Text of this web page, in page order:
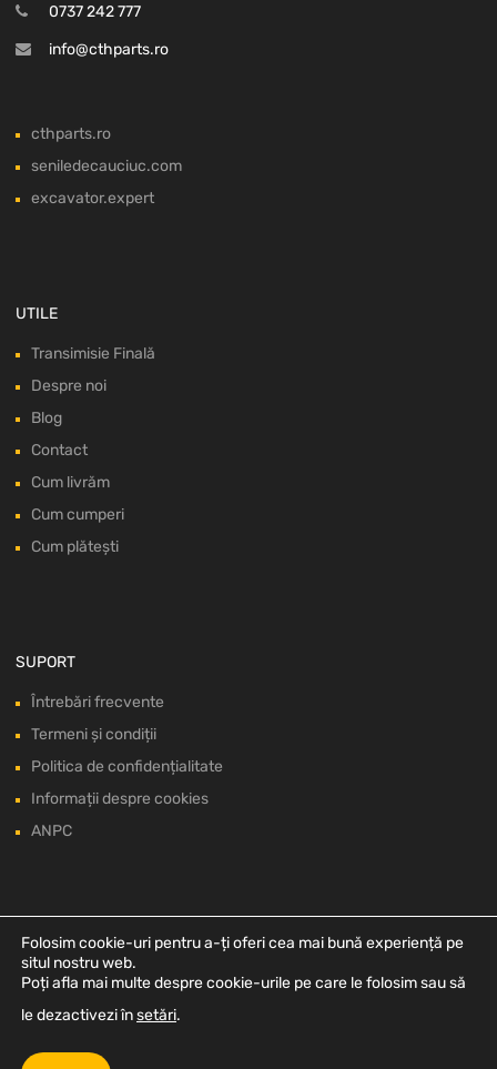
0737 242 777
info@cthparts.ro
cthparts.ro
seniledecauciuc.com
excavator.expert
UTILE
Transimisie Finală
Despre noi
Blog
Contact
Cum livrăm
Cum cumperi
Cum plătești
SUPORT
Întrebări frecvente
Termeni și condiții
Politica de confidențialitate
Informații despre cookies
ANPC
Folosim cookie-uri pentru a-ți oferi cea mai bună experiență pe
situl nostru web.
Poți afla mai multe despre cookie-urile pe care le folosim sau să
le dezactivezi însetări.